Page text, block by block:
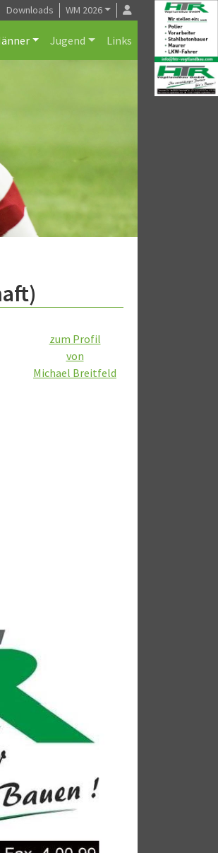
Downloads WM 2026
Jugend Links
zum Profil
von
Michael Breitfeld